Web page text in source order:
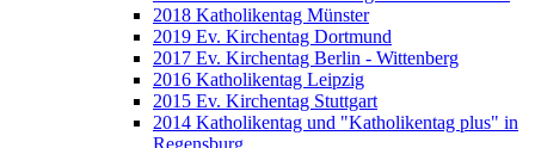
2018 Katholikentag Münster
2019 Ev. Kirchentag Dortmund
2017 Ev. Kirchentag Berlin - Wittenberg
2016 Katholikentag Leipzig
2015 Ev. Kirchentag Stuttgart
2014 Katholikentag und "Katholikentag plus" in
Regensburg